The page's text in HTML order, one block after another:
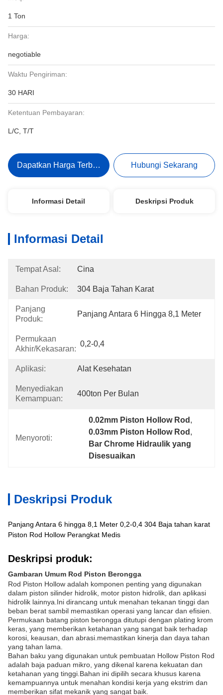
1 Ton
Harga:
negotiable
Waktu Pengiriman:
30 HARI
Ketentuan Pembayaran:
L/C, T/T
Dapatkan Harga Terbaik Hubungi Sekarang
Informasi Detail Deskripsi Produk
Informasi Detail
Tempat Asal: Cina
Bahan Produk: 304 Baja Tahan Karat
Panjang
Produk:
Panjang Antara 6 Hingga 8,1 Meter
Permukaan
Akhir/kekasaran:
0,2-0,4
Aplikasi: Alat Kesehatan
Menyediakan
Kemampuan:
400ton Per Bulan
Menyoroti:
0.02mm Piston Hollow Rod ,
0.03mm Piston Hollow Rod ,
Bar Chrome Hidraulik yang
Disesuaikan
Deskripsi Produk
Panjang Antara 6 hingga 8,1 Meter 0,2-0,4 304 Baja tahan karat
Piston Rod Hollow Perangkat Medis
Deskripsi produk:
Gambaran Umum Rod Piston Berongga
Rod Piston Hollow adalah komponen penting yang digunakan
dalam piston silinder hidrolik, motor piston hidrolik, dan aplikasi
hidrolik lainnya.Ini dirancang untuk menahan tekanan tinggi dan
beban berat sambil memastikan operasi yang lancar dan efisien.
Permukaan batang piston berongga ditutupi dengan plating krom
keras, yang memberikan ketahanan yang sangat baik terhadap
korosi, keausan, dan abrasi.memastikan kinerja dan daya tahan
yang tahan lama.
Bahan baku yang digunakan untuk pembuatan Hollow Piston Rod
adalah baja paduan mikro, yang dikenal karena kekuatan dan
ketahanan yang tinggi.Bahan ini dipilih secara khusus karena
kemampuannya untuk menahan kondisi kerja yang ekstrim dan
memberikan sifat mekanik yang sangat baik.